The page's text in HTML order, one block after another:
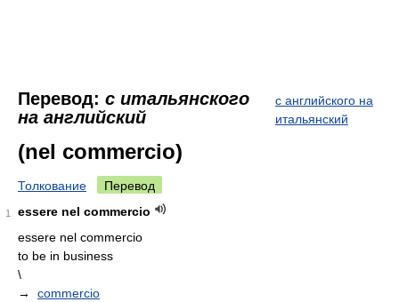
Перевод: с итальянского
на английский
с английского на
итальянский
(nel commercio)
Толкование Перевод
1
essere nel commercio
essere nel commercio
to be in business
\
→ commercio